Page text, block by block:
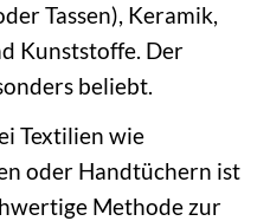
Tassen), Keramik,
Kunststoffe. Der
beliebt.
Textilien wie
oder Handtüchern ist
Methode zur